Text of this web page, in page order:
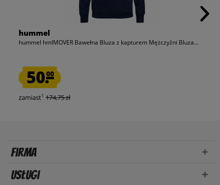
hummel
hummel hmlMOVER Bawełna Bluza z kapturem Mężczyźni Bluza...
50.00
zamiast1 174,75 zł
Firma
Usługi